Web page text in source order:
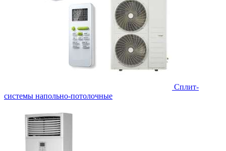
Сплит-
системы напольно-потолочные